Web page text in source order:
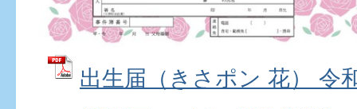
出生届（きさポン 花） 令